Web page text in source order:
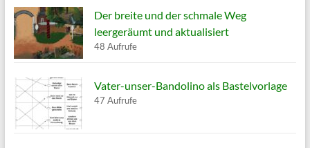
Der breite und der schmale Weg
leergeräumt und aktualisiert
48 Aufrufe
Vater-unser-Bandolino als Bastelvorlage
47 Aufrufe